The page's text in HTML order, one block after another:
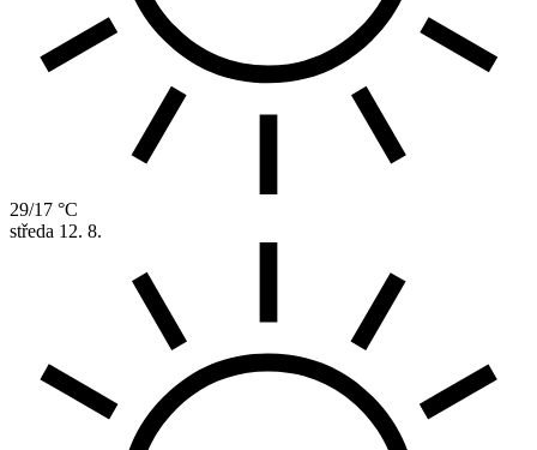
29/17 °C
středa 12. 8.